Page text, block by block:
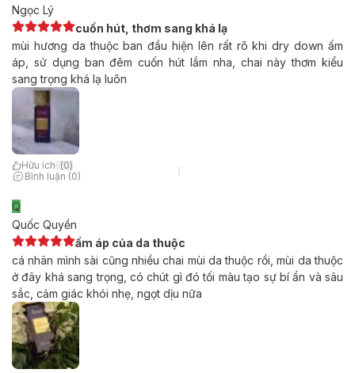
Ngọc Lý
cuốn hút, thơm sang khá lạ
mùi hương da thuộc ban đầu hiện lên rất rõ khi dry down ấm
áp, sử dụng ban đêm cuốn hút lắm nha, chai này thơm kiểu
sang trọng khá lạ luôn
Hữu ích (0)
Bình luận (0)
Q
Quốc Quyền
ấm áp của da thuộc
cá nhân mình sài cũng nhiều chai mùi da thuộc rồi, mùi da thuộc
ở đây khá sang trọng, có chút gì đó tối màu tạo sự bí ẩn và sâu
sắc, cảm giác khói nhẹ, ngọt dịu nữa